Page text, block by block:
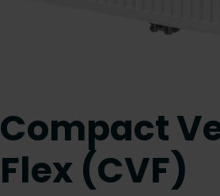
Compact
Flex (CVF)